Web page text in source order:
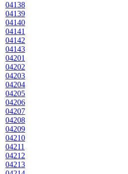
04138
04139
04140
04141
04142
04143
04201
04202
04203
04204
04205
04206
04207
04208
04209
04210
04211
04212
04213